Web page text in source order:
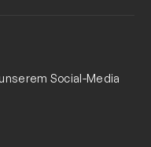
Social-Media